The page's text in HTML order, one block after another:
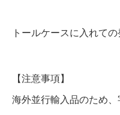
話
トールケースに入れての
【注意事項】
海外並行輸入品のため